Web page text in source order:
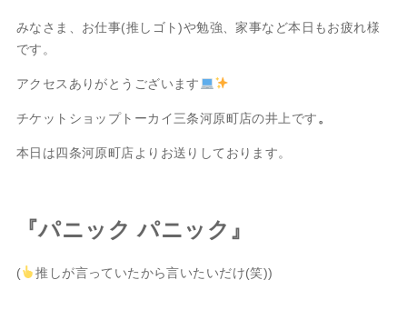
みなさま、お仕事(推しゴト)や勉強、家事など本日もお疲れ様
です。
アクセスありがとうございます
チケットショップトーカイ三条河原町店の井上です。
本日は四条河原町店よりお送りしております。
『パニック パニック 』
( 推しが言っていたから言いたいだけ(笑))